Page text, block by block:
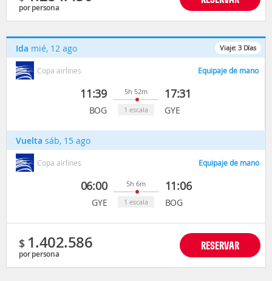
por persona
Viaje: 3 Días
Ida mié, 12 ago
Copa airlines Equipaje de mano
11:39
BOG
5h 52m
1 escala
17:31
GYE
Vuelta sáb, 15 ago
Copa airlines Equipaje de mano
06:00
GYE
5h 6m
1 escala
11:06
BOG
$ 1.402.586
por persona
RESERVAR